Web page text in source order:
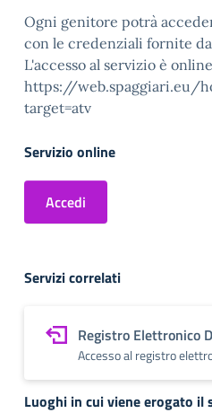
Ogni genitore potrà
con le credenziali fornite
L'accesso al servizio è
https://web.spaggiari.eu/
target=atv
Servizio online
Accedi
Servizi correlati
Registro Elettronico
Accesso al registro
Luoghi in cui viene erogato il